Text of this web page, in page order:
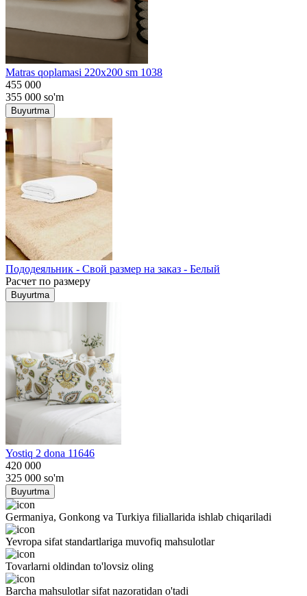
Matras qoplamasi 220x200 sm 1038
455 000
355 000 so'm
Buyurtma
Пододеяльник - Свой размер на заказ - Белый
Расчет по размеру
Buyurtma
Yostiq 2 dona 11646
420 000
325 000 so'm
Buyurtma
Germaniya, Gonkong va Turkiya filiallarida ishlab chiqariladi
Yevropa sifat standartlariga muvofiq mahsulotlar
Tovarlarni oldindan to'lovsiz oling
Barcha mahsulotlar sifat nazoratidan o'tadi